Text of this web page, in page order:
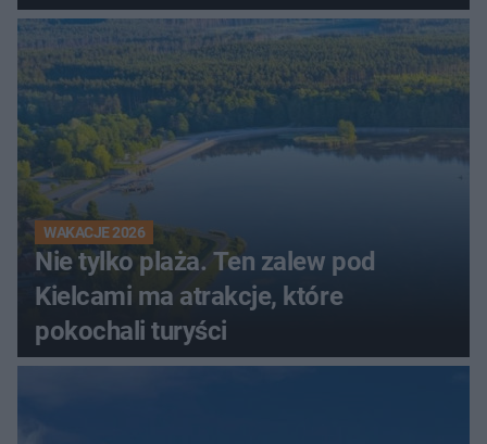
WAKACJE 2026
Nie tylko plaża. Ten zalew pod
Kielcami ma atrakcje, które
pokochali turyści